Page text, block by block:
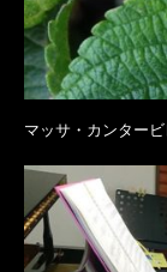
マッサ・カンター